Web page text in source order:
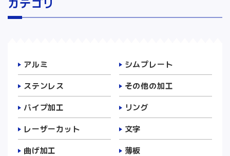
アルミ
シムプレート
ステンレス
その他の加工
パイプ加工
リング
レーザーカット
文字
曲げ加工
薄板